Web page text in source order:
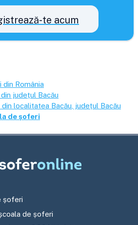
te acum
România
județul Bacău
localitatea Bacău , județul Bacău
de șoferi
șoferi
de șoferi